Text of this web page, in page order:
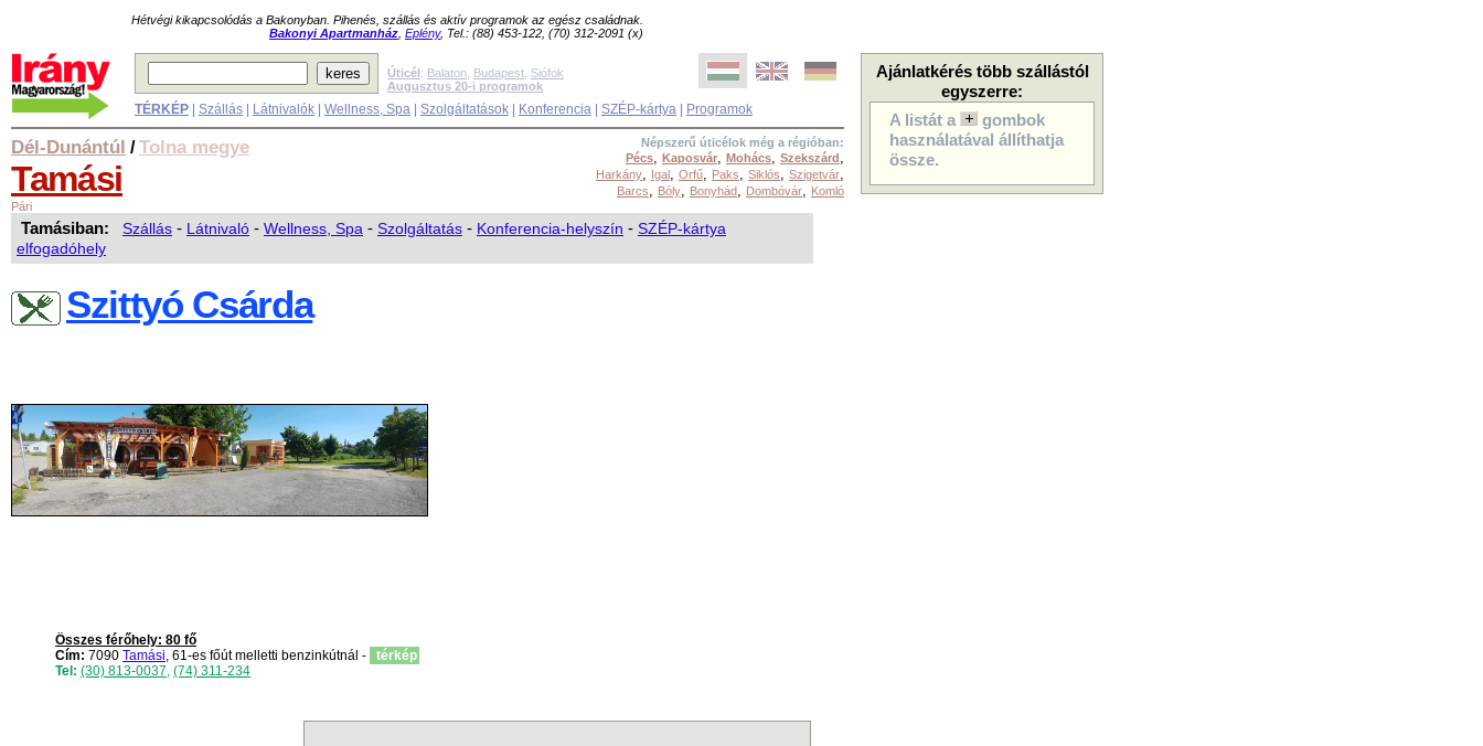
Hétvégi kikapcsolódás a Bakonyban. Pihenés, szállás és aktív programok az egész családnak.
Bakonyi Apartmanház Eplény, Tel.: (88) 453-122, (70) 312-2091 (x)
Ajánlatkérés több szállástól
egyszerre:
A listát a
gombok
használatával állíthatja
össze.
Úticél: Balaton Budapest Siófok
Augusztus 20-i programok
TÉRKÉP Szállás Látnivalók Wellness, Spa Szolgáltatások Konferencia SZÉP-kártya Programok
Népszerű úticélok még a régióban:
Pécs, Kaposvár, Mohács, Szekszárd,
Harkány, Igal, Orfű, Paks, Siklós, Szigetvár,
Barcs, Bóly, Bonyhád, Dombóvár, Komló
Dél-Dunántúl /Tolna megye
Tamási
Pári
Tamásiban: Szállás - Látnivaló - Wellness, Spa - Szolgáltatás - Konferencia-helyszín - SZÉP-kártya
elfogadóhely
Szittyó Csárda
Összes férőhely: 80 fő
Cím: 7090 Tamási, 61-es főút melletti benzinkútnál -
térkép
Tel: (30) 813-0037, (74) 311-234